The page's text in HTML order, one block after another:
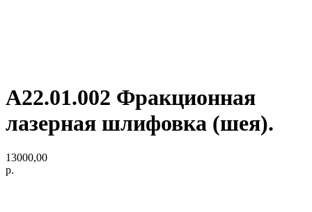
А22.01.002 Фракционная
лазерная шлифовка (шея).
13000,00
р.